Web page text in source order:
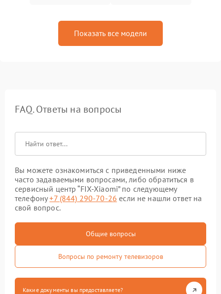
Показать все модели
FAQ. Ответы на вопросы
Вы можете ознакомиться с приведенными ниже
часто задаваемыми вопросами, либо обратиться в
сервисный центр “FIX-Xiaomi” по следующему
телефону+7 (844) 290-70-26 если не нашли ответ на
свой вопрос.
Общие вопросы
Вопросы по ремонту телевизоров
Какие документы вы предоставляете?